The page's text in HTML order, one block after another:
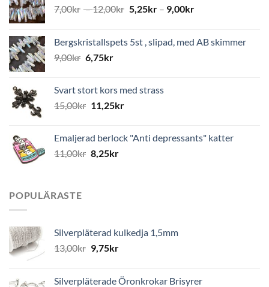
7,00kr –12,00kr 5,25kr– 9,00kr
Bergskristallspets 5st , slipad, med AB skimmer
9,00kr 6,75kr
Svart stort kors med strass
15,00kr 11,25kr
Emaljerad berlock "Anti depressants" katter
11,00kr 8,25kr
POPULÄRASTE
Silverpläterad kulkedja 1,5mm
13,00kr 9,75kr
Silverpläterade Öronkrokar Brisyrer